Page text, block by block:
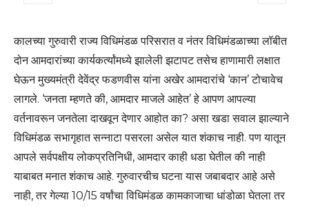
कालच्या गुरुवारी राज्य विधिमंडळ परिसरात व नंतर विधिमंडळाच्या लॉबीत
दोन आमदारांच्या कार्यकर्त्यांमध्ये झालेली झटापट तसेच हाणामारी लक्षात
घेऊन मुख्यमंत्री देवेंद्र फडणवीस यांना अखेर आमदारांचे ‘कान’ टोचावेच
लागले. ‘जनता म्हणते की, आमदार माजले आहेत’ हे आपण आपल्या
वर्तनावरून जनतेला दाखवून देणार आहोत का? असा खडा सवाल झाल्याने
विधिमंडळ सभागृहात सन्नाटा पसरला असेल यात शंकाच नाही. पण यातून
आपले सर्वपक्षीय लोकप्रतिनिधी, आमदार काही धडा घेतील की नाही
याबाबत मनात शंकाच आहे. गुरुवारचीच घटना यास जबाबदार आहे असे
नाही, तर गेल्या 10/15 वर्षांचा विधिमंडळ कामकाजाचा धांडोळा घेतला तर